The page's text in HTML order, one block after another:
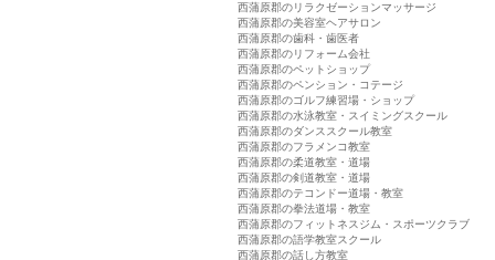
西蒲原郡のリラクゼーションマッサージ
西蒲原郡の美容室ヘアサロン
西蒲原郡の歯科・歯医者
西蒲原郡のリフォーム会社
西蒲原郡のペットショップ
西蒲原郡のペンション・コテージ
西蒲原郡のゴルフ練習場・ショップ
西蒲原郡の水泳教室・スイミングスクール
西蒲原郡のダンススクール教室
西蒲原郡のフラメンコ教室
西蒲原郡の柔道教室・道場
西蒲原郡の剣道教室・道場
西蒲原郡のテコンドー道場・教室
西蒲原郡の拳法道場・教室
西蒲原郡のフィットネスジム・スポーツクラブ
西蒲原郡の語学教室スクール
西蒲原郡の話し方教室